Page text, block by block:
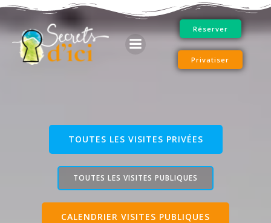
au
contenu
Réserver
Privatiser
TOUTES LES VISITES PRIVÉES
TOUTES LES VISITES PUBLIQUES
CALENDRIER VISITES PUBLIQUES